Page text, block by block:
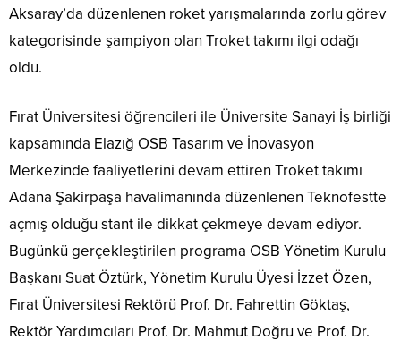
Aksaray’da düzenlenen roket yarışmalarında zorlu görev
kategorisinde şampiyon olan Troket takımı ilgi odağı
oldu.
Fırat Üniversitesi öğrencileri ile Üniversite Sanayi İş birliği
kapsamında Elazığ OSB Tasarım ve İnovasyon
Merkezinde faaliyetlerini devam ettiren Troket takımı
Adana Şakirpaşa havalimanında düzenlenen Teknofestte
açmış olduğu stant ile dikkat çekmeye devam ediyor.
Bugünkü gerçekleştirilen programa OSB Yönetim Kurulu
Başkanı Suat Öztürk, Yönetim Kurulu Üyesi İzzet Özen,
Fırat Üniversitesi Rektörü Prof. Dr. Fahrettin Göktaş,
Rektör Yardımcıları Prof. Dr. Mahmut Doğru ve Prof. Dr.